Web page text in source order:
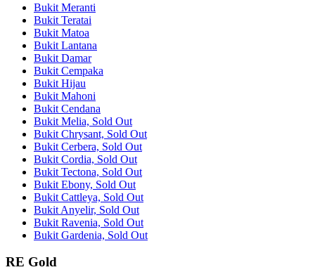
Bukit Meranti
Bukit Teratai
Bukit Matoa
Bukit Lantana
Bukit Damar
Bukit Cempaka
Bukit Hijau
Bukit Mahoni
Bukit Cendana
Bukit Melia, Sold Out
Bukit Chrysant, Sold Out
Bukit Cerbera, Sold Out
Bukit Cordia, Sold Out
Bukit Tectona, Sold Out
Bukit Ebony, Sold Out
Bukit Cattleya, Sold Out
Bukit Anyelir, Sold Out
Bukit Ravenia, Sold Out
Bukit Gardenia, Sold Out
RE Gold